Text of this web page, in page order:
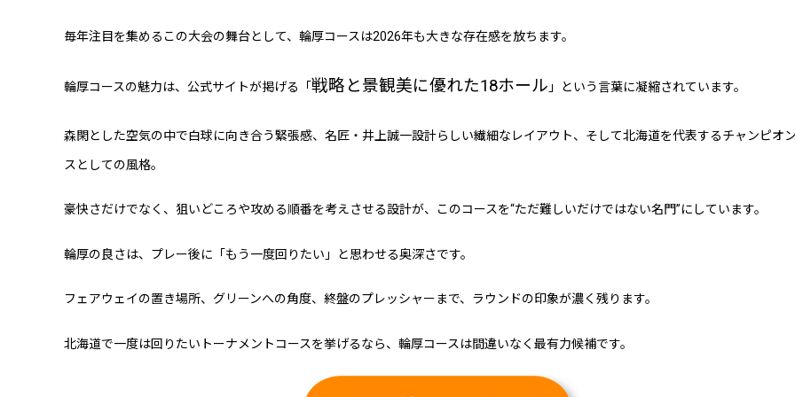
毎年注目を集めるこの大会の舞台として、輪厚コースは2026年も大きな存在感を放ちます。
輪厚コースの魅力は、公式サイトが掲げる「 戦略と景観美に優れた18ホール 」という言葉に凝縮されています。
森閑とした空気の中で白球に向き合う緊張感、名匠・井上誠一設計らしい繊細なレイアウト、そして北海道を代表するチャンピオ
スとしての風格。
豪快さだけでなく、狙いどころや攻める順番を考えさせる設計が、このコースを“ただ難しいだけではない名門”にしています。
輪厚の良さは、プレー後に「もう一度回りたい」と思わせる奥深さです。
フェアウェイの置き場所、グリーンへの角度、終盤のプレッシャーまで、ラウンドの印象が濃く残ります。
北海道で一度は回りたいトーナメントコースを挙げるなら、輪厚コースは間違いなく最有力候補です。